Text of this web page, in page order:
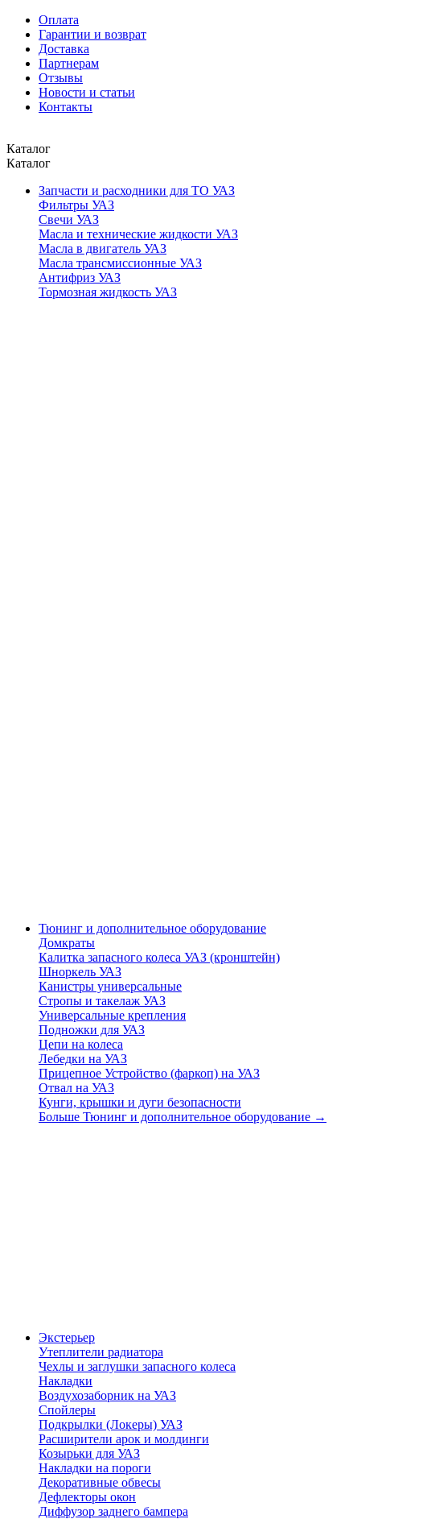
Оплата
Гарантии и возврат
Доставка
Партнерам
Отзывы
Новости и статьи
Контакты
Каталог
Каталог
Запчасти и расходники для ТО УАЗ
Фильтры УАЗ
Свечи УАЗ
Масла и технические жидкости УАЗ
Масла в двигатель УАЗ
Масла трансмиссионные УАЗ
Антифриз УАЗ
Тормозная жидкость УАЗ
Тюнинг и дополнительное оборудование
Домкраты
Калитка запасного колеса УАЗ (кронштейн)
Шноркель УАЗ
Канистры универсальные
Стропы и такелаж УАЗ
Универсальные крепления
Подножки для УАЗ
Цепи на колеса
Лебедки на УАЗ
Прицепное Устройство (фаркоп) на УАЗ
Отвал на УАЗ
Кунги, крышки и дуги безопасности
Больше Тюнинг и дополнительное оборудование →
Экстерьер
Утеплители радиатора
Чехлы и заглушки запасного колеса
Накладки
Воздухозаборник на УАЗ
Спойлеры
Подкрылки (Локеры) УАЗ
Расширители арок и молдинги
Козырьки для УАЗ
Накладки на пороги
Декоративные обвесы
Дефлекторы окон
Диффузор заднего бампера